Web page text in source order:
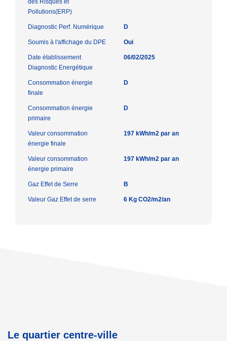
Pollutions(ERP)
Diagnostic Perf. Numérique D
Soumis à l'affichage du DPE Oui
Date établissement
Diagnostic Energétique
06/02/2025
Consommation énergie
finale
D
Consommation énergie
primaire
D
Valeur consommation
énergie finale
197 kWh/m2 par an
Valeur consommation
énergie primaire
197 kWh/m2 par an
Gaz Effet de Serre B
Valeur Gaz Effet de serre 6 Kg CO2/m2/an
Le quartier centre-ville